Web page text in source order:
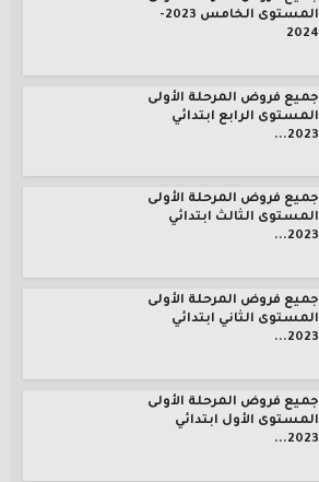
المستوى الخامس 2023-
2024
جميع فروض المرحلة الأولى
المستوى الرابع ابتدائي
2023...
جميع فروض المرحلة الأولى
المستوى الثالث ابتدائي
2023...
جميع فروض المرحلة الأولى
المستوى الثاني ابتدائي
2023...
جميع فروض المرحلة الأولى
المستوى الأول ابتدائي
2023...